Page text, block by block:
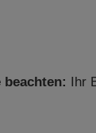
beachten:
Ihr